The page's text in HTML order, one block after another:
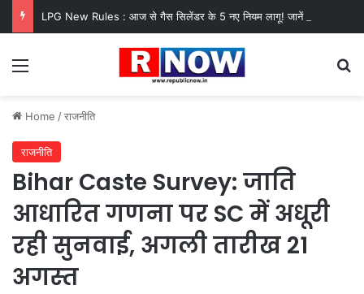
Menu
Home /राजनीति
राजनीति
Bihar Caste Survey: जाति
आधारित गणना पर SC में अधूरी
रही सुनवाई, अगली तारीख 21
अगस्‍त